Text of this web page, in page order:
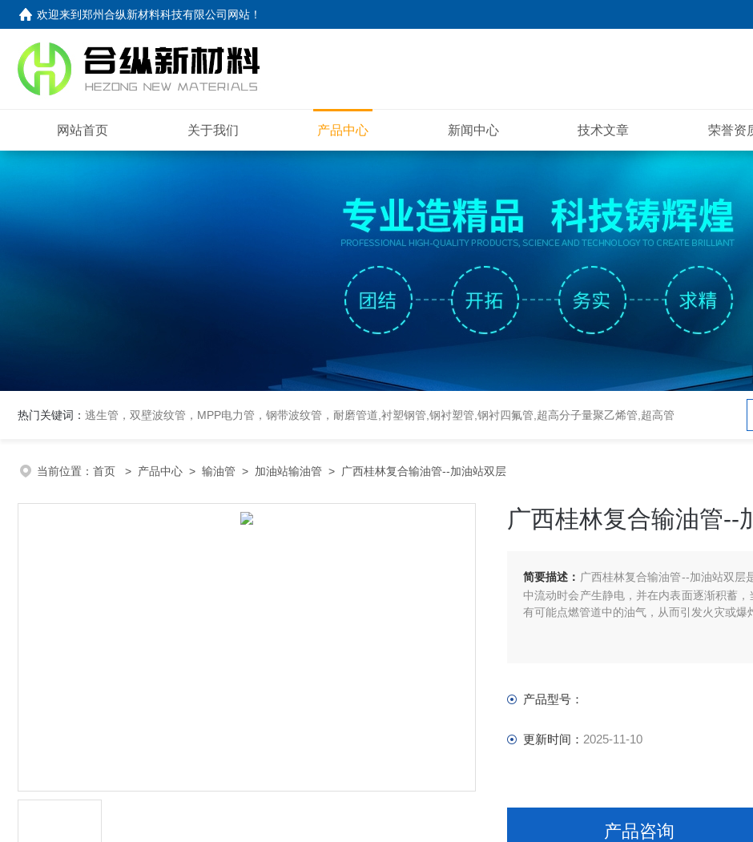
欢迎来到郑州合纵新材料科技有限公司网站 ！
网站首页 关于我们 产品中心 新闻中心 技术文章 荣誉资
热门关键词： 逃生管，双壁波纹管，MPP电力管，钢带波纹管，耐磨管道,衬塑钢管,钢衬塑管,钢衬四氟管,超高分子量聚乙烯管,超高管
当前位置： 首页 > 产品中心 > 输油管 > 加油站输油管 > 广西桂林复合输油管--加油站双层
广西桂林复合输油管--
简要描述： 广西桂林复合输油管--加油站双层
中流动时会产生静电，并在内表面逐渐积蓄
有可能点燃管道中的油气，从而引发火灾或爆
产品型号：
更新时间： 2025-11-10
产品咨询